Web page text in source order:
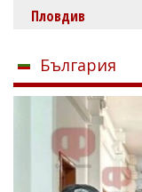
Пловдив
България